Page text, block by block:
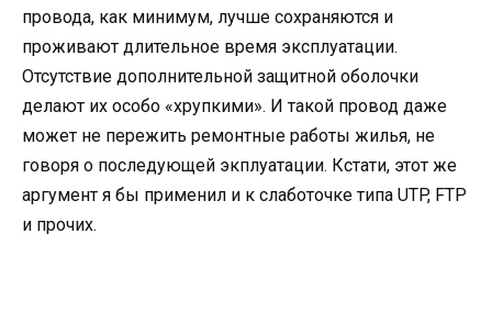
провода, как минимум, лучше сохраняются и
проживают длительное время эксплуатации.
Отсутствие дополнительной защитной оболочки
делают их особо «хрупкими». И такой провод даже
может не пережить ремонтные работы жилья, не
говоря о последующей экплуатации. Кстати, этот же
аргумент я бы применил и к слаботочке типа UTP, FTP
и прочих.